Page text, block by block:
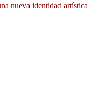
nueva identidad artística